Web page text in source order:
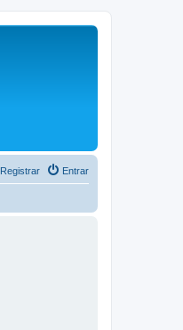
Entrar
Registrar